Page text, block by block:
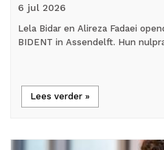
6 jul 2026
Lela Bidar en Alireza Fadaei
BIDENT in Assendelft. Hun
Lees verder »